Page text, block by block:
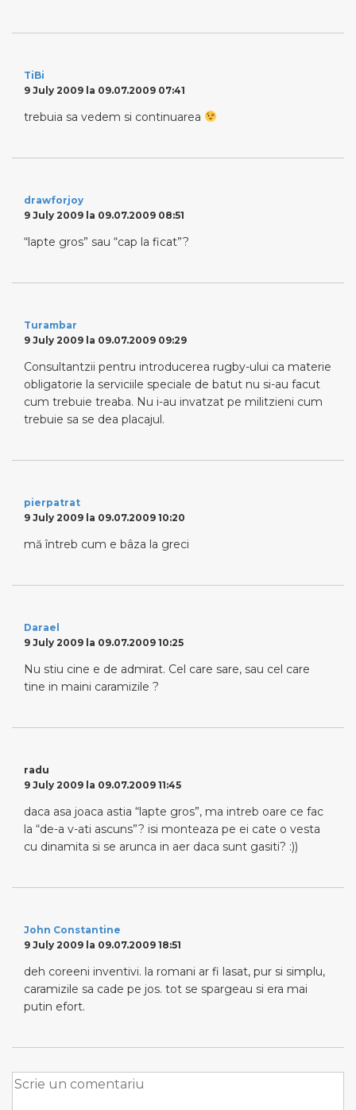
TiBi
9 July 2009 la 09.07.2009 07:41
trebuia sa vedem si continuarea
drawforjoy
9 July 2009 la 09.07.2009 08:51
“lapte gros” sau “cap la ficat”?
Turambar
9 July 2009 la 09.07.2009 09:29
Consultantzii pentru introducerea rugby-ului ca materie
obligatorie la serviciile speciale de batut nu si-au facut
cum trebuie treaba. Nu i-au invatzat pe militzieni cum
trebuie sa se dea placajul.
pierpatrat
9 July 2009 la 09.07.2009 10:20
mă întreb cum e bâza la greci
Darael
9 July 2009 la 09.07.2009 10:25
Nu stiu cine e de admirat. Cel care sare, sau cel care
tine in maini caramizile ?
radu
9 July 2009 la 09.07.2009 11:45
daca asa joaca astia “lapte gros”, ma intreb oare ce fac
la “de-a v-ati ascuns”? isi monteaza pe ei cate o vesta
cu dinamita si se arunca in aer daca sunt gasiti? :))
John Constantine
9 July 2009 la 09.07.2009 18:51
deh coreeni inventivi. la romani ar fi lasat, pur si simplu,
caramizile sa cade pe jos. tot se spargeau si era mai
putin efort.